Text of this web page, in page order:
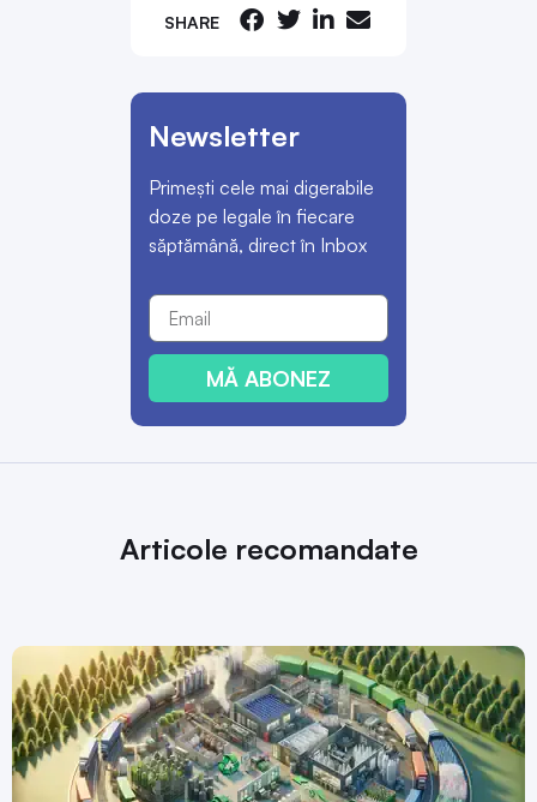
SHARE
Newsletter
Primești cele mai digerabile
doze pe legale în fiecare
săptămână, direct în Inbox
MĂ ABONEZ
Articole recomandate